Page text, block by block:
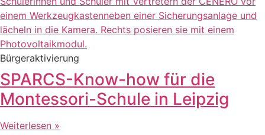
Bürgeraktivierung
SPARCS-Know-how für die
Montessori-Schule in Leipzig
Weiterlesen »